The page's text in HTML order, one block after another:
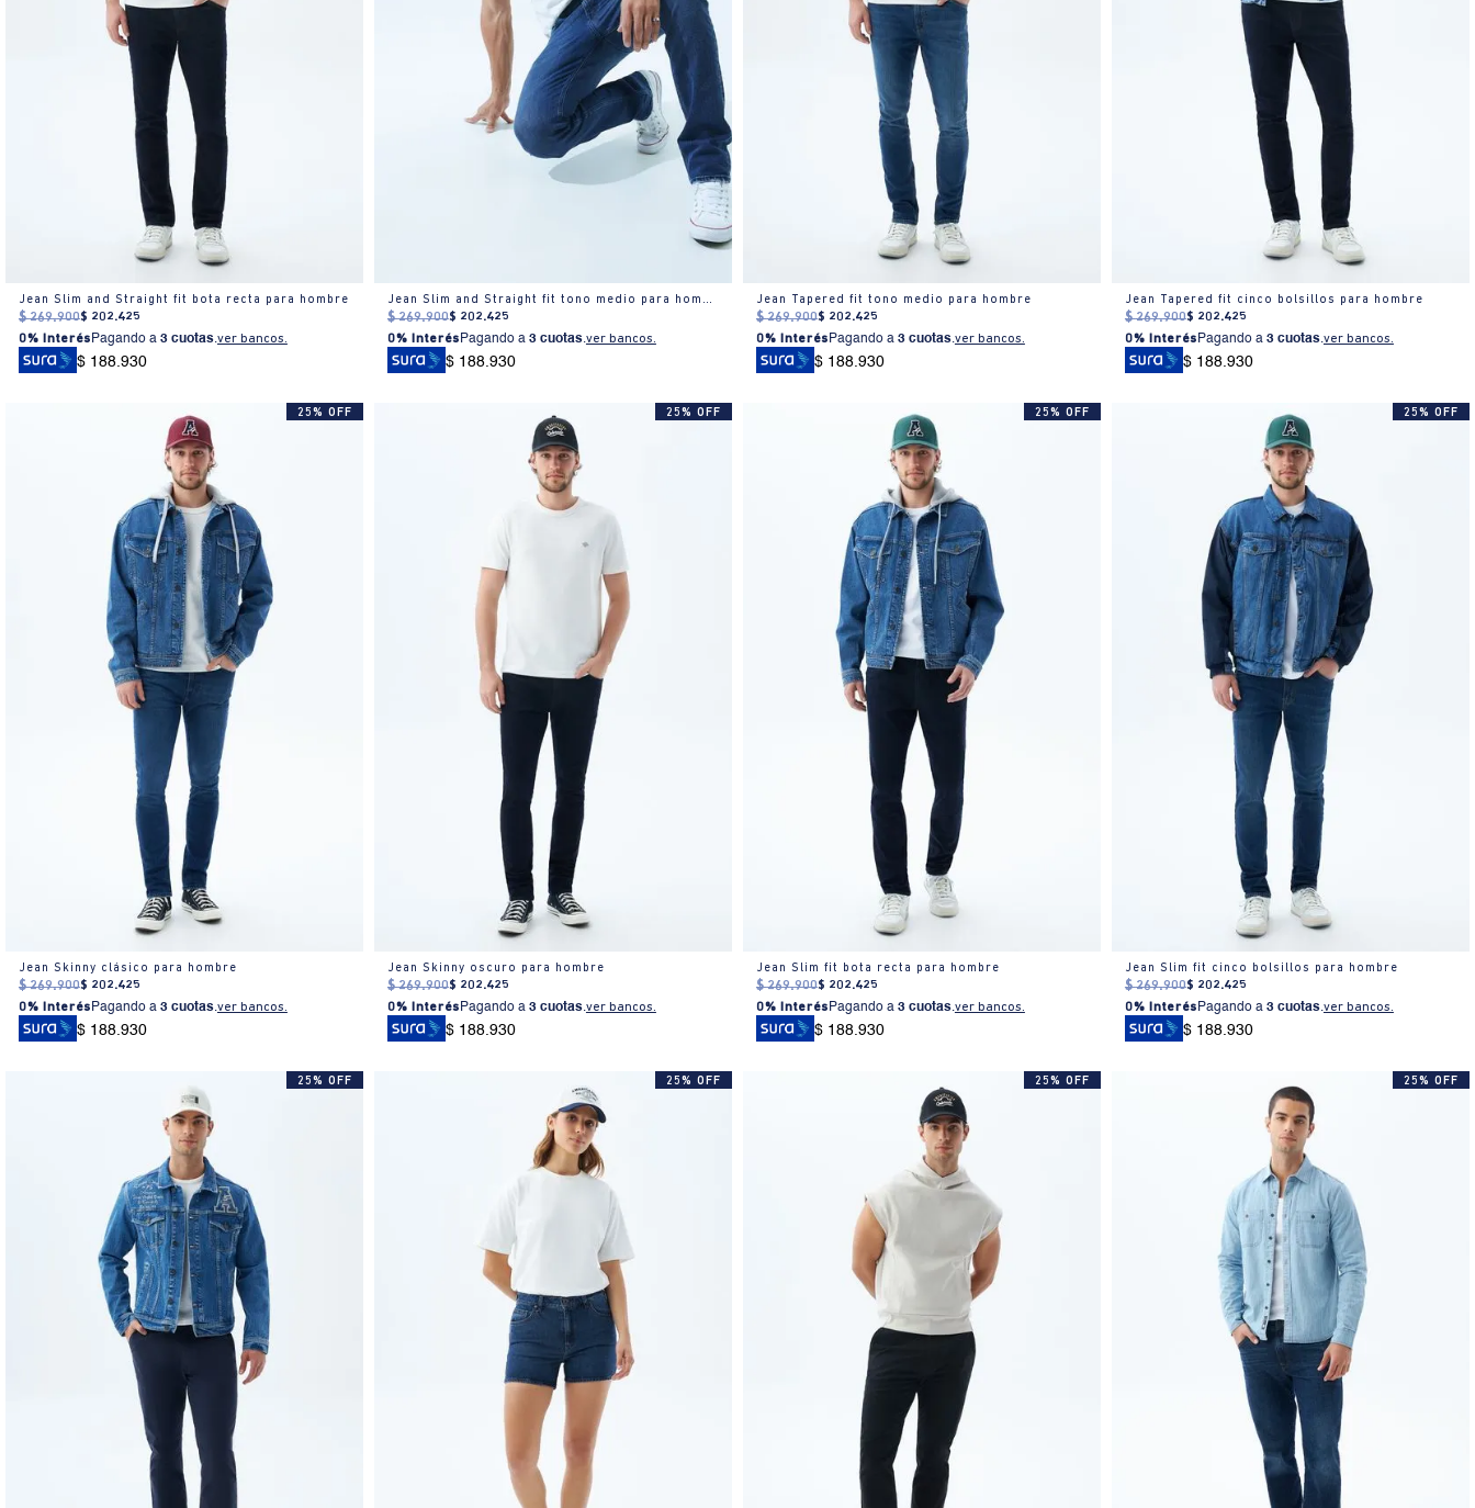
Jean Slim and Straight fit bota recta para hombre
$ 269.900$ 202.425
0% Interés Pagando a 3 cuotas.ver bancos.
$ 188.930
Jean Slim and Straight fit tono medio para hombre
$ 269.900$ 202.425
0% Interés Pagando a 3 cuotas.ver bancos.
$ 188.930
Jean Tapered fit tono medio para hombre
$ 269.900$ 202.425
0% Interés Pagando a 3 cuotas.ver bancos.
$ 188.930
Jean Tapered fit cinco bolsillos para hombre
$ 269.900$ 202.425
0% Interés Pagando a 3 cuotas.ver bancos.
$ 188.930
25% OFF
Jean Skinny clásico para hombre
$ 269.900$ 202.425
0% Interés Pagando a 3 cuotas.ver bancos.
$ 188.930
25% OFF
Jean Skinny oscuro para hombre
$ 269.900$ 202.425
0% Interés Pagando a 3 cuotas.ver bancos.
$ 188.930
25% OFF
Jean Slim fit bota recta para hombre
$ 269.900$ 202.425
0% Interés Pagando a 3 cuotas.ver bancos.
$ 188.930
25% OFF
Jean Slim fit cinco bolsillos para hombre
$ 269.900$ 202.425
0% Interés Pagando a 3 cuotas.ver bancos.
$ 188.930
25% OFF 25% OFF 25% OFF 25% OFF